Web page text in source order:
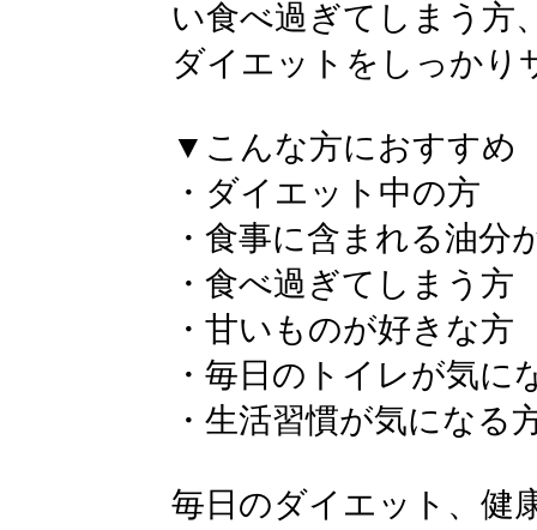
い食べ過ぎてしまう方
ダイエットをしっかり
▼こんな方におすすめ
・ダイエット中の方
・食事に含まれる油分
・食べ過ぎてしまう方
・甘いものが好きな方
・毎日のトイレが気に
・生活習慣が気になる
毎日のダイエット、健